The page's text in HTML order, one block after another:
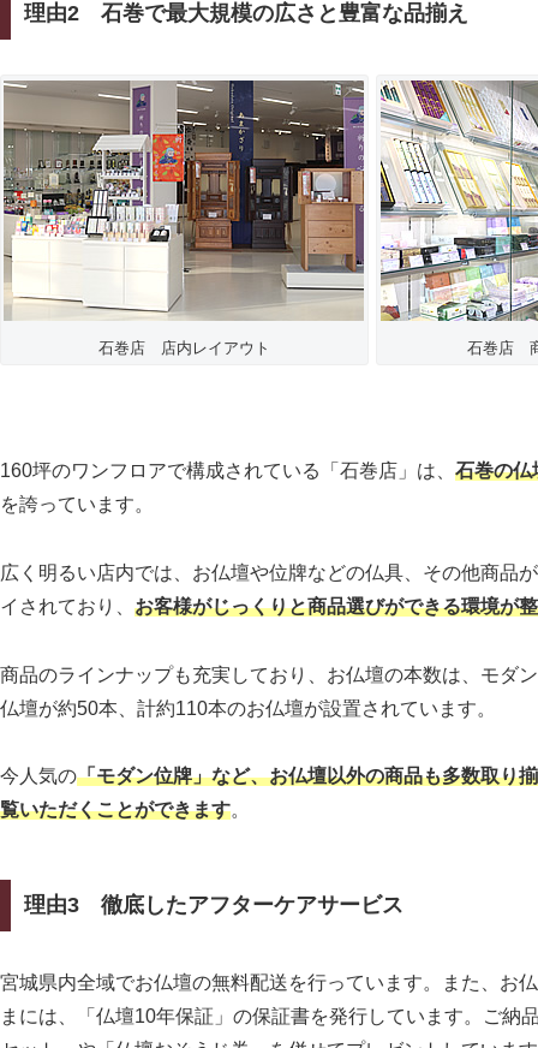
理由2 石巻で最大規模の広さと豊富な品揃え
石巻店 店内レイアウト 石巻店
160坪のワンフロアで構成されている「石巻店」は、 石巻の仏
を誇っています。
広く明るい店内では、お仏壇や位牌などの仏具、その他商品
イされており、 お客様がじっくりと商品選びができる環境が
商品のラインナップも充実しており、お仏壇の本数は、モダ
仏壇が約50本、計約110本のお仏壇が設置されています。
今人気の「モダン位牌」など、お仏壇以外の商品も多数取り
覧いただくことができます。
理由3 徹底したアフターケアサービス
宮城県内全域でお仏壇の無料配送を行っています。また、お
まには、「仏壇10年保証」の保証書を発行しています。ご納